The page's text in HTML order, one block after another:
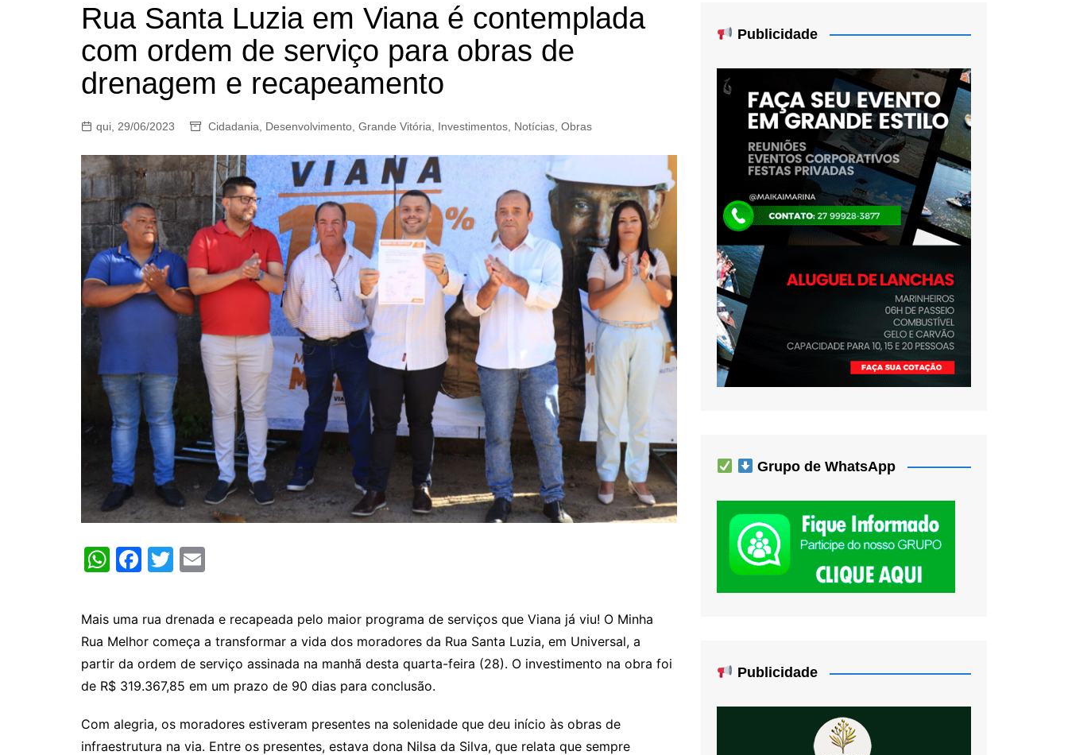
Rua Santa Luzia em Viana é contemplada
com ordem de serviço para obras de
drenagem e recapeamento
qui, 29/06/2023 Cidadania Desenvolvimento Grande Vitória Investimentos Notícias Obras
W
at
s
A
p
p
F
c
e
b
o
o
k
T
itt
er
ai
l
Mais uma rua drenada e recapeada pelo maior programa de serviços que Viana já viu! O Minha
Rua Melhor começa a transformar a vida dos moradores da Rua Santa Luzia, em Universal, a
partir da ordem de serviço assinada na manhã desta quarta-feira (28). O investimento na obra foi
de R$ 319.367,85 em um prazo de 90 dias para conclusão.
Com alegria, os moradores estiveram presentes na solenidade que deu início às obras de
infraestrutura na via. Entre os presentes, estava dona Nilsa da Silva, que relata que sempre
Publicidade
Grupo de WhatsApp
Publicidade